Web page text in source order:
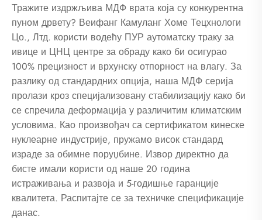
Тражите издржљива МДФ врата која су конкурентна
пуном дрвету? Веифанг Камуланг Хоме Тецхнологи
Цо., Лтд. користи водећу ПУР аутоматску траку за
ивице и ЦНЦ центре за обраду како би осигурао
100% прецизност и врхунску отпорност на влагу. За
разлику од стандардних опција, наша МДФ серија
пролази кроз специјализовану стабилизацију како би
се спречила деформација у различитим климатским
условима. Као произвођач са сертификатом кинеске
нуклеарне индустрије, пружамо висок стандард
израде за обимне поруџбине. Извор директно да
бисте имали користи од наше 20 година
истраживања и развоја и 5-годишње гаранције
квалитета. Распитајте се за техничке спецификације
данас.